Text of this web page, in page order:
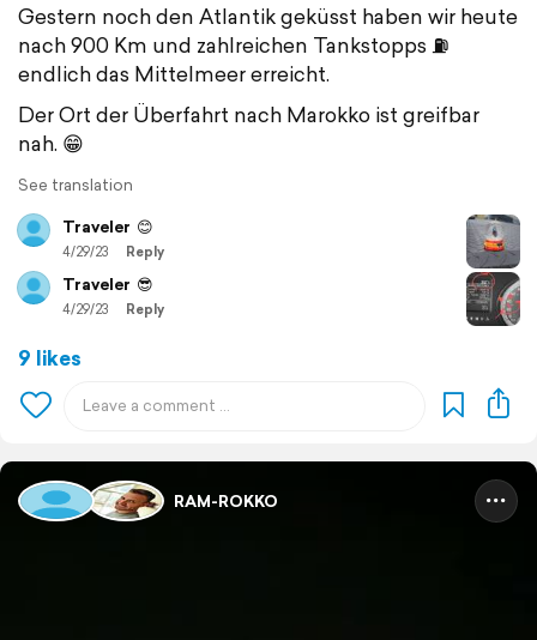
Gestern noch den Atlantik geküsst haben wir heute
nach 900 Km und zahlreichen Tankstopps ⛽️
endlich das Mittelmeer erreicht.
Der Ort der Überfahrt nach Marokko ist greifbar
nah. 😁
See translation
Traveler 😊
4/29/23 Reply
Traveler 😎
4/29/23 Reply
9 likes
RAM-ROKKO